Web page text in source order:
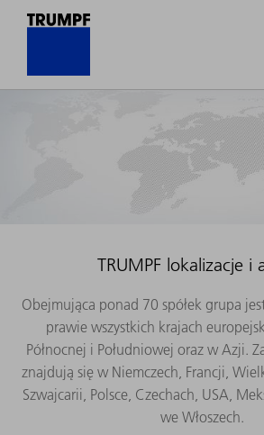
TRUMPF lokalizacje i
Obejmująca ponad 70 spółek grupa
prawie wszystkich krajach
Północnej i Południowej oraz w Azji.
znajdują się w Niemczech, Francji,
Szwajcarii, Polsce, Czechach, USA,
we Włoszech.